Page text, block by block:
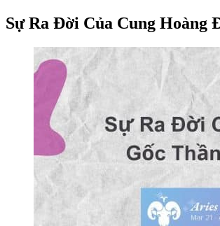
Sự Ra Đời Của Cung Hoàng